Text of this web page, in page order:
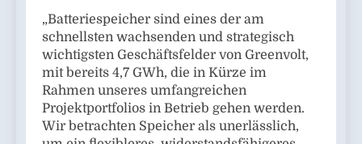
„Batteriespeicher sind eines der am
schnellsten wachsenden und strategisch
wichtigsten Geschäftsfelder von Greenvolt,
mit bereits 4,7 GWh, die in Kürze im
Rahmen unseres umfangreichen
Projektportfolios in Betrieb gehen werden.
Wir betrachten Speicher als unerlässlich,